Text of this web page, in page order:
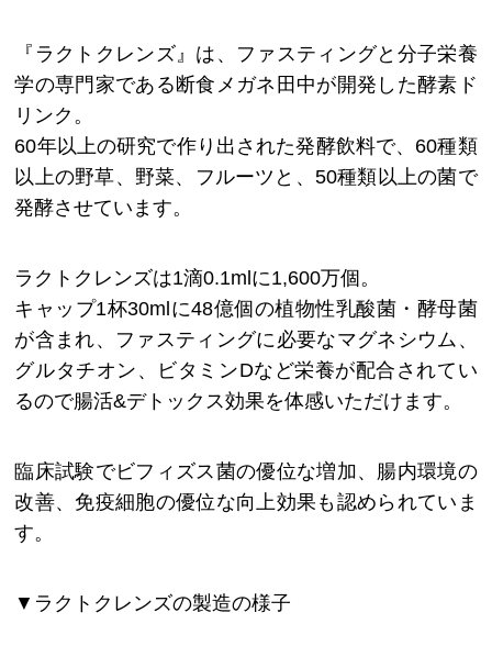
『ラクトクレンズ』は、ファスティングと分子栄養
学の専門家である断食メガネ田中が開発した酵素ド
リンク。
60年以上の研究で作り出された発酵飲料で、60種類
以上の野草、野菜、フルーツと、50種類以上の菌で
発酵させています。
ラクトクレンズは1滴0.1mlに1,600万個。
キャップ1杯30mlに48億個の植物性乳酸菌・酵母菌
が含まれ、ファスティングに必要なマグネシウム、
グルタチオン、ビタミンDなど栄養が配合されてい
るので腸活&デトックス効果を体感いただけます。
臨床試験でビフィズス菌の優位な増加、腸内環境の
改善、免疫細胞の優位な向上効果も認められていま
す。
▼ラクトクレンズの製造の様子